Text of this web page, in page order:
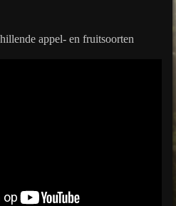
appel- en fruitsoorten